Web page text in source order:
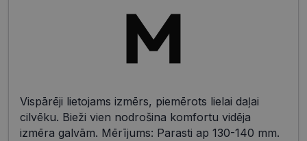
Vispārēji lietojams izmērs, piemērots lielai daļai
cilvēku. Bieži vien nodrošina komfortu vidēja
izmēra galvām. Mērījums: Parasti ap 130-140 mm.